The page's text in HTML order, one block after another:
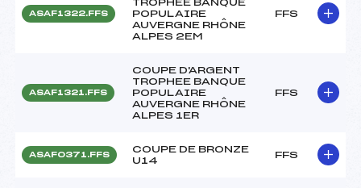
ASAF1322.FFS
TROPHEE BANQUE
POPULAIRE
AUVERGNE RHÔNE
ALPES 2EM
FFS
ASAF1321.FFS
COUPE D'ARGENT
TROPHEE BANQUE
POPULAIRE
AUVERGNE RHÔNE
ALPES 1ER
FFS
ASAF0371.FFS
COUPE DE BRONZE
U14
FFS